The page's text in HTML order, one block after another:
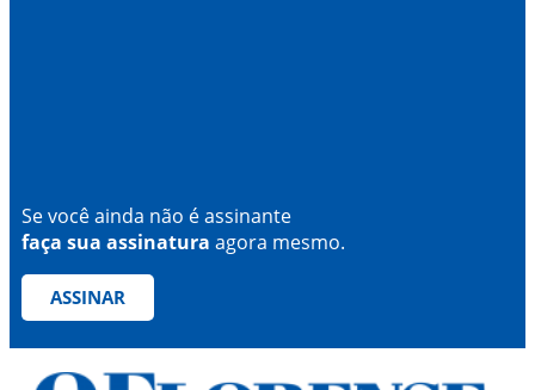
Se você ainda não é assinante
faça sua assinatura agora mesmo.
ASSINAR